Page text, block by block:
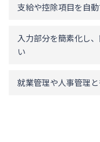
支給や控除項目を自
入力部分を簡素化し
い
就業管理や人事管理